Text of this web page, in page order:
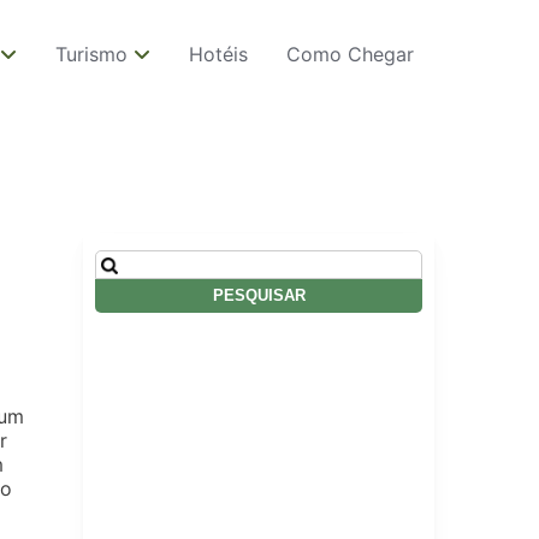
Turismo Hotéis Como Chegar
Pesquisar
por: